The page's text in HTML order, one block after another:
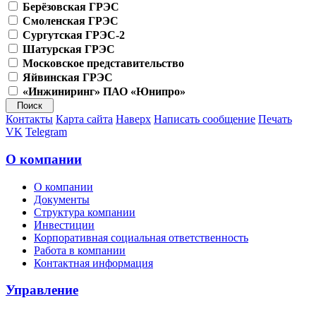
Берёзовская ГРЭС
Смоленская ГРЭС
Сургутская ГРЭС-2
Шатурская ГРЭС
Московское представительство
Яйвинская ГРЭС
«Инжиниринг» ПАО «Юнипро»
Контакты Карта сайта Наверх Написать сообщение Печать
VK Telegram
О компании
О компании
Документы
Структура компании
Инвестиции
Корпоративная социальная ответственность
Работа в компании
Контактная информация
Управление